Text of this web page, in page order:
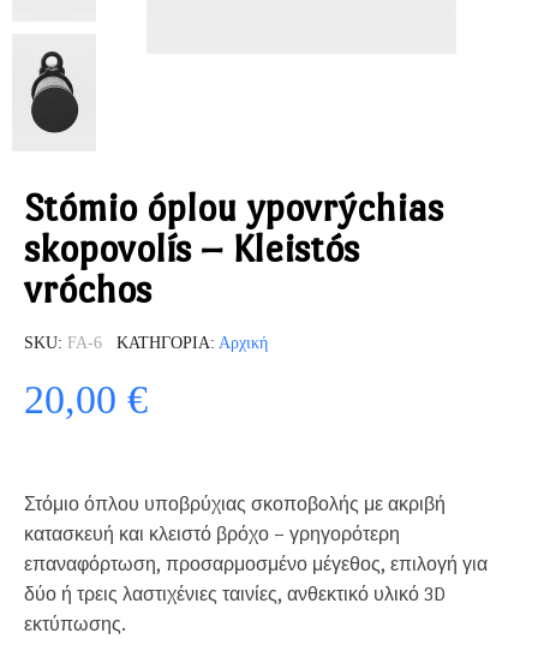
Stómio óplou ypovrýchias
skopovolís – Kleistós
vróchos
SKU FA-6 ΚΑΤΗΓΟΡΊΑ Αρχική
20,00 €
Στόμιο όπλου υποβρύχιας σκοποβολής με ακριβή
κατασκευή και κλειστό βρόχο – γρηγορότερη
επαναφόρτωση, προσαρμοσμένο μέγεθος, επιλογή για
δύο ή τρεις λαστιχένιες ταινίες, ανθεκτικό υλικό 3D
εκτύπωσης.